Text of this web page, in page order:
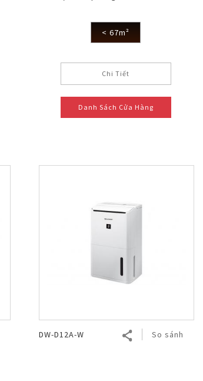
< 67m²
Chi Tiết
Danh Sách Cửa Hàng
DW-D12A-W So sánh